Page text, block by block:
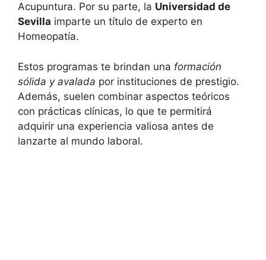
Acupuntura. Por su parte, la Universidad de
Sevilla imparte un título de experto en
Homeopatía.
Estos programas te brindan una formación
sólida y avalada por instituciones de prestigio.
Además, suelen combinar aspectos teóricos
con prácticas clínicas, lo que te permitirá
adquirir una experiencia valiosa antes de
lanzarte al mundo laboral.